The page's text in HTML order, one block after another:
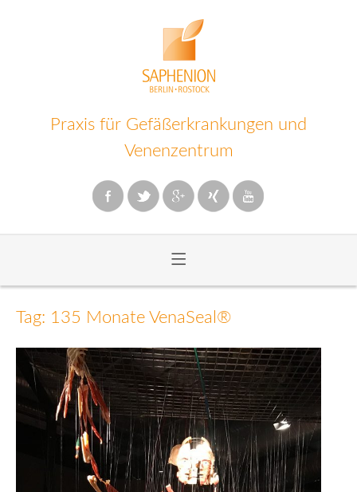
Praxis für Gefäßerkrankungen und
Venenzentrum
≡
Inhalt
Tag: 135 Monate VenaSeal®